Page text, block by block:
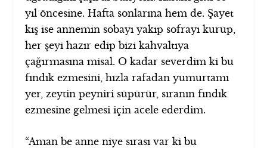
yıl öncesine. Hafta sonlarına hem de. Şayet
kış ise annemin sobayı yakıp sofrayı kurup,
her şeyi hazır edip bizi kahvaltıya
çağırmasına misal. O kadar severdim ki bu
fındık ezmesini, hızla rafadan yumurtamı
yer, zeytin peyniri süpürür, sıranın fındık
ezmesine gelmesi için acele ederdim.
“Aman be anne niye sırası var ki bu